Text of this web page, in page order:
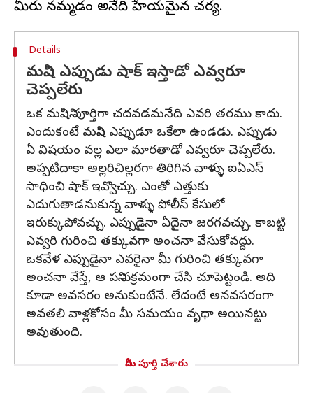
Details
మనిషి ఎప్పుడు షాక్ ఇస్తాడో ఎవ్వరూ
చెప్పలేరు
ఒక మనిషిని పూర్తిగా చదవడమనేది ఎవరి తరము కాదు.
ఎందుకంటే మనిషి ఎప్పుడూ ఒకేలా ఉండడు. ఎప్పుడు
ఏ విషయం వల్ల ఎలా మారతాడో ఎవ్వరూ చెప్పలేరు.
అప్పటిదాకా అల్లరిచిల్లరగా తిరిగిన వాళ్ళు ఐఏఎస్
సాధించి షాక్ ఇవ్వొచ్చు. ఎంతో ఎత్తుకు
ఎదుగుతాడనుకున్న వాళ్ళు పోలీస్ కేసులో
ఇరుక్కుపోవచ్చు. ఎప్పుడైనా ఏదైనా జరగవచ్చు. కాబట్టి
ఎవ్వరి గురించి తక్కువగా అంచనా వేసుకోవద్దు.
ఒకవేళ ఎప్పుడైనా ఎవరైనా మీ గురించి తక్కువగా
అంచనా వేస్తే, ఆ పనిని సక్రమంగా చేసి చూపెట్టండి. అది
కూడా అవసరం అనుకుంటేనే. లేదంటే అనవసరంగా
అవతలి వాళ్లకోసం మీ సమయం వృధా అయినట్టు
అవుతుంది.
మీరు పూర్తి చేశారు